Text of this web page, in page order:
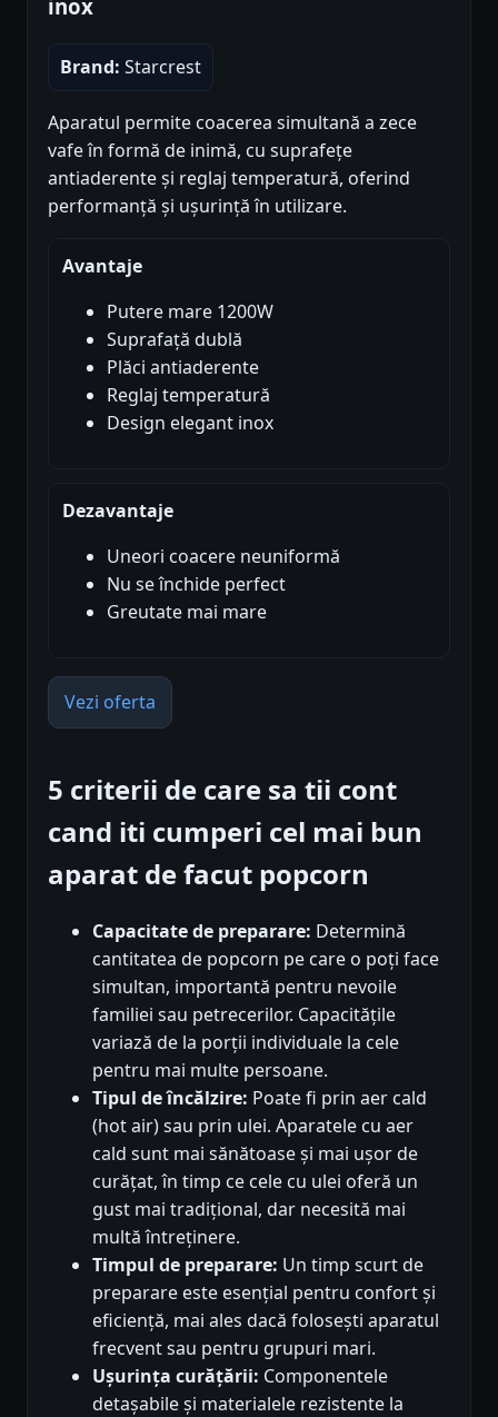
inox
Brand: Starcrest
Aparatul permite coacerea simultană a zece
vafe în formă de inimă, cu suprafețe
antiaderente și reglaj temperatură, oferind
performanță și ușurință în utilizare.
Avantaje
Putere mare 1200W
Suprafață dublă
Plăci antiaderente
Reglaj temperatură
Design elegant inox
Dezavantaje
Uneori coacere neuniformă
Nu se închide perfect
Greutate mai mare
Vezi oferta
5 criterii de care sa tii cont
cand iti cumperi cel mai bun
aparat de facut popcorn
Capacitate de preparare: Determină
cantitatea de popcorn pe care o poți face
simultan, importantă pentru nevoile
familiei sau petrecerilor. Capacitățile
variază de la porții individuale la cele
pentru mai multe persoane.
Tipul de încălzire: Poate fi prin aer cald
(hot air) sau prin ulei. Aparatele cu aer
cald sunt mai sănătoase și mai ușor de
curățat, în timp ce cele cu ulei oferă un
gust mai tradițional, dar necesită mai
multă întreținere.
Timpul de preparare: Un timp scurt de
preparare este esențial pentru confort și
eficiență, mai ales dacă folosești aparatul
frecvent sau pentru grupuri mari.
Ușurința curățării: Componentele
detașabile și materialele rezistente la